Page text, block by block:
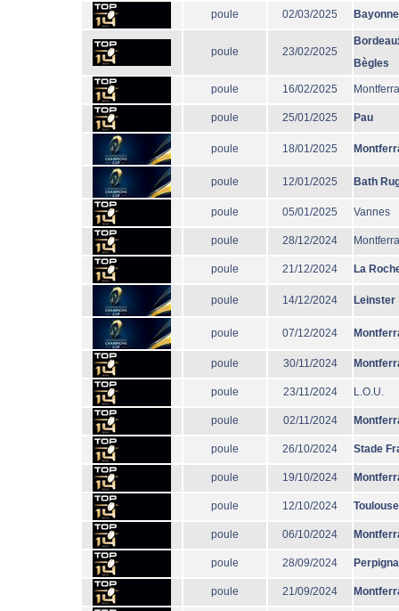
poule 02/03/2025 Bayonne
poule 23/02/2025
Bègles
poule 16/02/2025
poule 25/01/2025 Pau
poule 18/01/2025
poule 12/01/2025 Bath
poule 05/01/2025 Vannes
poule 28/12/2024
poule 21/12/2024 La
poule 14/12/2024 Leinster
poule 07/12/2024
poule 30/11/2024
poule 23/11/2024 L.O.U.
poule 02/11/2024
poule 26/10/2024 Stade
poule 19/10/2024
poule 12/10/2024 Toulouse
poule 06/10/2024
poule 28/09/2024
poule 21/09/2024